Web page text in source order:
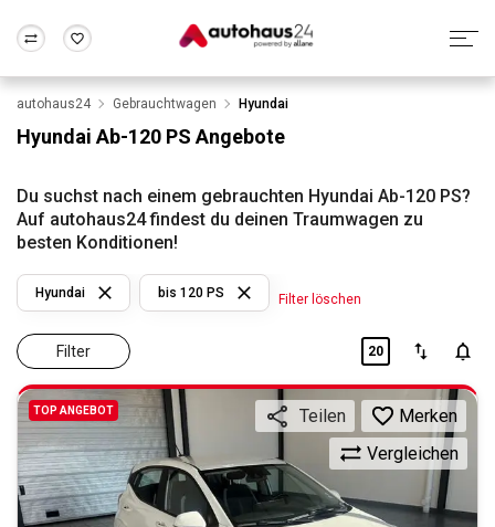
Wir bewerten dein Auto
Alle Fragen & Antworten
Rund um die Inzahlungnahme
Frankfurt Wuppertal
autohaus24 Gebrauchtwagen Hyundai
Hyundai Ab-120 PS Angebote
Du suchst nach einem gebrauchten Hyundai Ab-120 PS?
Auf autohaus24 findest du deinen Traumwagen zu
besten Konditionen!
Filter
Hyundai bis 120 PS Filter löschen
20
TOP ANGEBOT
Vergleichen
Teilen Merken